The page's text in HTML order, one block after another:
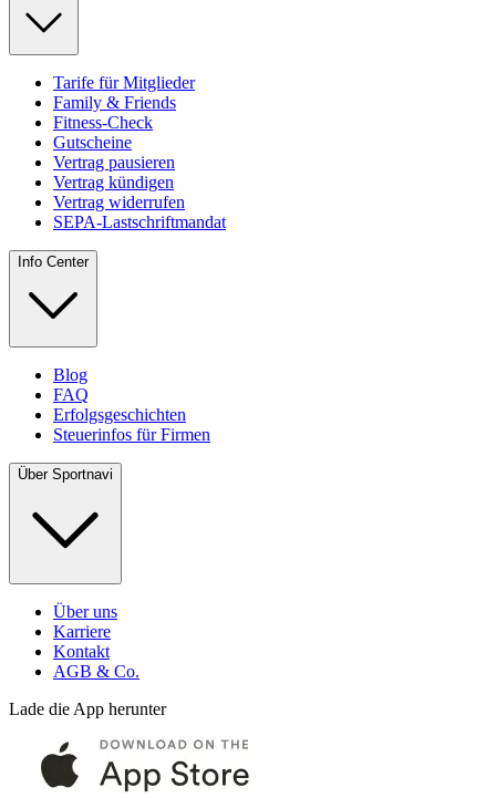
Tarife für Mitglieder
Family & Friends
Fitness-Check
Gutscheine
Vertrag pausieren
Vertrag kündigen
Vertrag widerrufen
SEPA-Lastschriftmandat
Info Center
Blog
FAQ
Erfolgsgeschichten
Steuerinfos für Firmen
Über Sportnavi
Über uns
Karriere
Kontakt
AGB & Co.
Lade die App herunter